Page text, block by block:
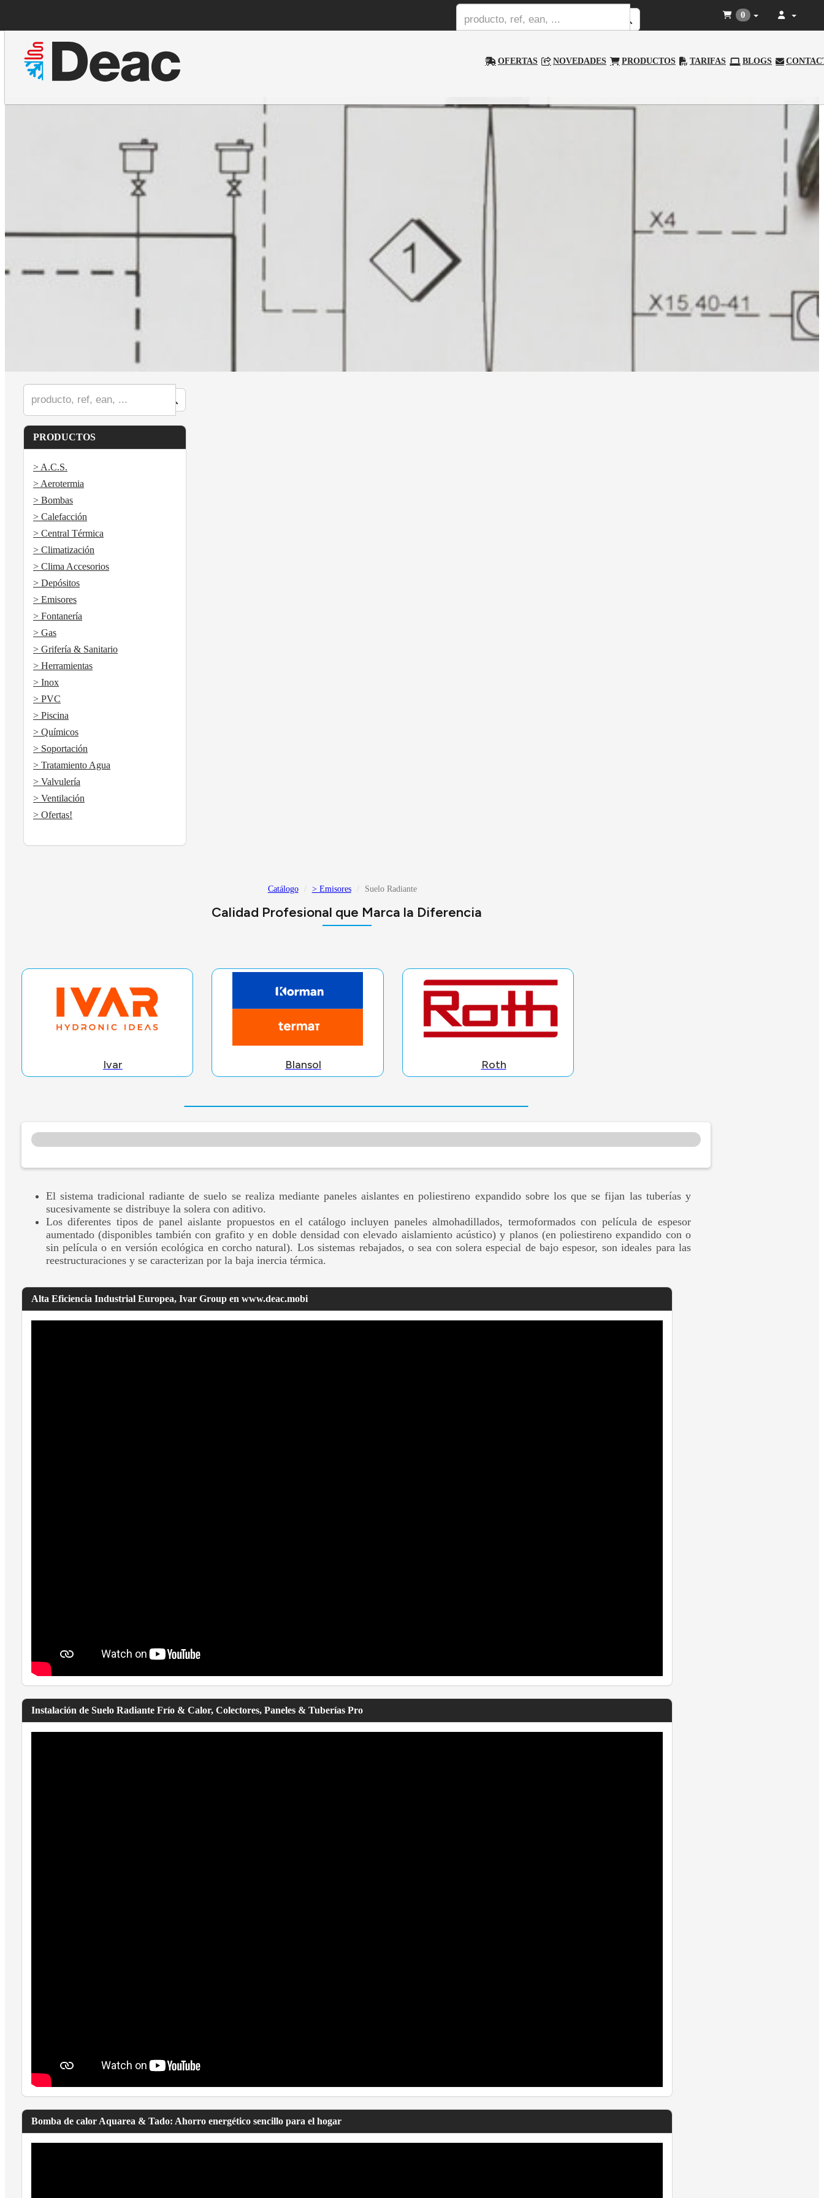
OFERTAS NOVEDADES PRODUCTOS TARIFAS BLOGS
0
PRODUCTOS
> A.C.S.
> Aerotermia
> Bombas
> Calefacción
> Central Térmica
> Climatización
> Clima Accesorios
> Depósitos
> Emisores
> Fontanería
> Gas
> Grifería & Sanitario
> Herramientas
> Inox
> PVC
> Piscina
> Químicos
> Soportación
> Tratamiento Agua
> Valvulería
> Ventilación
> Ofertas!
Catálogo > Emisores Suelo Radiante
Calidad Profesional que Marca la Diferencia
Ivar Blansol Roth
El sistema tradicional radiante de suelo se realiza mediante paneles aislantes en poliestireno expandido sobre los que se fijan las tuberías y
sucesivamente se distribuye la solera con aditivo.
Los diferentes tipos de panel aislante propuestos en el catálogo incluyen paneles almohadillados, termoformados con película de espesor
aumentado (disponibles también con grafito y en doble densidad con elevado aislamiento acústico) y planos (en poliestireno expandido con o
sin película o en versión ecológica en corcho natural). Los sistemas rebajados, o sea con solera especial de bajo espesor, son ideales para las
reestructuraciones y se caracterizan por la baja inercia térmica.
Alta Eficiencia Industrial Europea, Ivar Group en www.deac.mobi
Instalación de Suelo Radiante Frío & Calor, Colectores, Paneles & Tuberías Pro
Bomba de calor Aquarea & Tado: Ahorro energético sencillo para el hogar